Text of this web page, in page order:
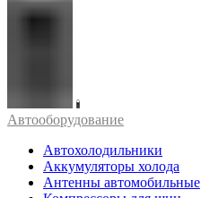
Автооборудование
Автохолодильники
Аккумуляторы холода
Антенны автомобильные